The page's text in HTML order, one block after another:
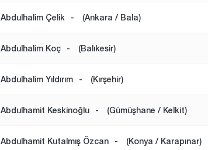
Abdulhalim Çelik - (Ankara / Bala)
Abdulhalim Koç - (Balıkesir)
Abdulhalim Yıldırım - (Kırşehir)
Abdulhamit Keskinoğlu - (Gümüşhane / Kelkit)
Abdulhamit Kutalmış Özcan - (Konya / Karapınar)